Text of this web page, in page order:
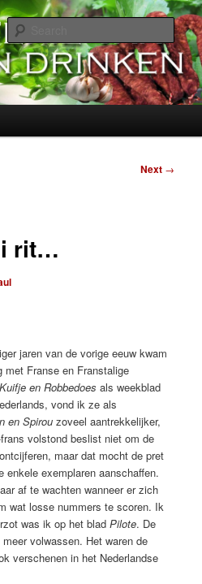
en Drinken
genoegens…
Next →
rit…
jaren van de vorige eeuw kwam
Franse en Franstalige
Kuifje en Robbedoes als weekblad
vond ik ze als
en Spirou zoveel aantrekkelijker,
volstond beslist niet om de
maar dat mocht de pret
exemplaren aanschaffen.
af te wachten wanneer er zich
wat losse nummers te scoren. Ik
was ik op het bladPilote. De
volwassen. Het waren de
verschenen in het Nederlandse